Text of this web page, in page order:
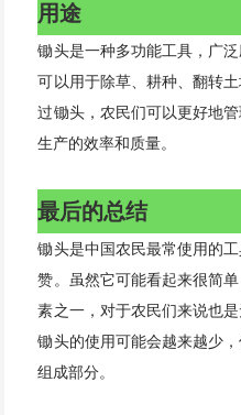
用途
锄头是一种多功能工具，广
可以用于除草、耕种、翻转
过锄头，农民们可以更好地
生产的效率和质量。
最后的总结
锄头是中国农民最常使用的
赞。虽然它可能看起来很简
素之一，对于农民们来说也
锄头的使用可能会越来越少
组成部分。